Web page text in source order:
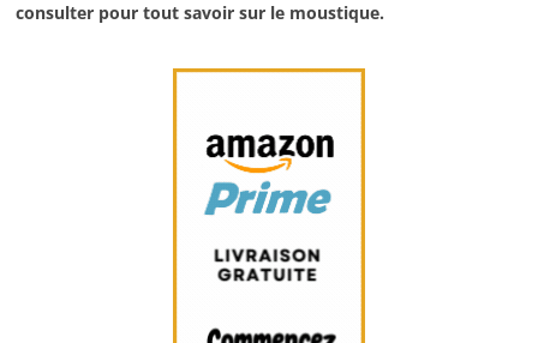
consulter pour tout savoir sur le moustique.